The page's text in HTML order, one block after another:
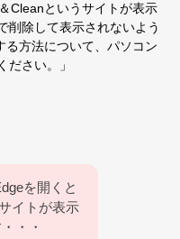
Cleanというサイトが表示
削除して表示されないよう
る方法について、パソコン
さい。」
を開くと
イトが表示
・・